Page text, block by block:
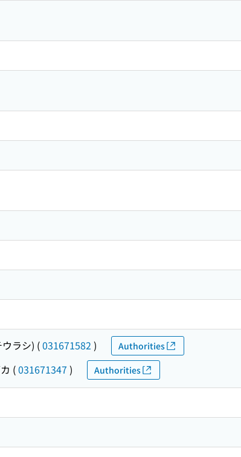
ラシ) (031671582 ) Authorities
(031671347 ) Authorities